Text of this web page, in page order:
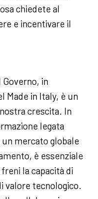
chiedete al
e incentivare il
in
Made in Italy, è un
crescita. In
legata
mercato globale
è essenziale
la capacità di
valore tecnologico.